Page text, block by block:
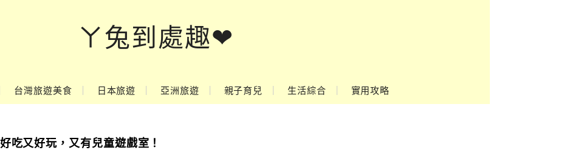
ㄚ兔到處趣❤
台灣旅遊美食 日本旅遊 亞洲旅遊 親子育兒 生活綜合 實用攻略
吃又好玩，又有兒童遊戲室！